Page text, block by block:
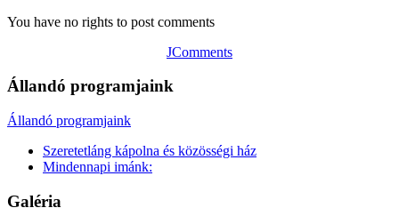
You have no rights to post comments
JComments
Állandó programjaink
Állandó programjaink
Szeretetláng kápolna és közösségi ház
Mindennapi imánk:
Galéria